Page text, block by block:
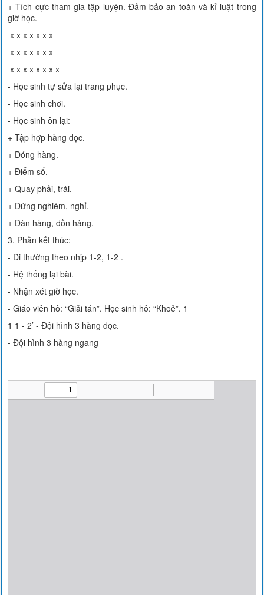
+ Tích cực tham gia tập luyện. Đảm bảo an toàn và kỉ luật trong
giờ học.
x x x x x x x
x x x x x x x
x x x x x x x x
- Học sinh tự sửa lại trang phục.
- Học sinh chơi.
- Học sinh ôn lại:
+ Tập hợp hàng dọc.
+ Dóng hàng.
+ Điểm số.
+ Quay phải, trái.
+ Đứng nghiêm, nghỉ.
+ Dàn hàng, dồn hàng.
3. Phần kết thúc:
- Đi thường theo nhịp 1-2, 1-2 .
- Hệ thống lại bài.
- Nhận xét giờ học.
- Giáo viên hô: “Giải tán”. Học sinh hô: “Khoẻ”. 1
1 1 - 2’ - Đội hình 3 hàng dọc.
- Đội hình 3 hàng ngang